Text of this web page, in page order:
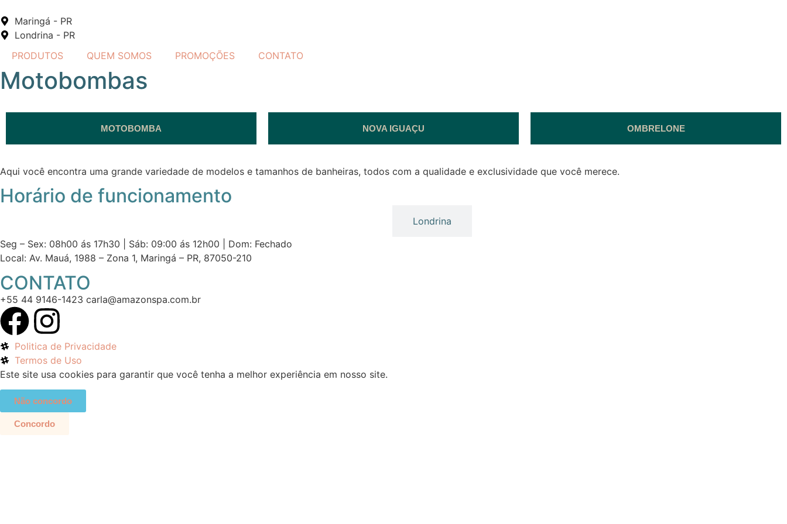
Maringá - PR
Londrina - PR
PRODUTOS
QUEM SOMOS PROMOÇÕES CONTATO
Motobombas
MOTOBOMBA NOVA IGUAÇU OMBRELONE
Aqui você encontra uma grande variedade de modelos e tamanhos de banheiras, todos com a qualidade e exclusividade que você merece.
Horário de funcionamento
Londrina
Seg – Sex: 08h00 ás 17h30 | Sáb: 09:00 ás 12h00 | Dom: Fechado
Local: Av. Mauá, 1988 – Zona 1, Maringá – PR, 87050-210
CONTATO
+55 44 9146-1423 carla@amazonspa.com.br
Politica de Privacidade
Termos de Uso
Este site usa cookies para garantir que você tenha a melhor experiência em nosso site.
Não concordo
Concordo